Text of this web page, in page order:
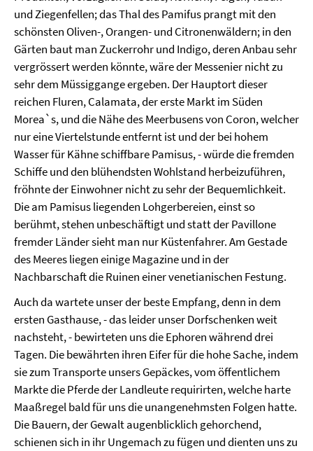
und Ziegenfellen; das Thal des Pamifus prangt mit den
schönsten Oliven-, Orangen- und Citronenwäldern; in den
Gärten baut man Zuckerrohr und Indigo, deren Anbau sehr
vergrössert werden könnte, wäre der Messenier nicht zu
sehr dem Müssiggange ergeben. Der Hauptort dieser
reichen Fluren, Calamata, der erste Markt im Süden
Morea`s, und die Nähe des Meerbusens von Coron, welcher
nur eine Viertelstunde entfernt ist und der bei hohem
Wasser für Kähne schiffbare Pamisus, - würde die fremden
Schiffe und den blühendsten Wohlstand herbeizuführen,
fröhnte der Einwohner nicht zu sehr der Bequemlichkeit.
Die am Pamisus liegenden Lohgerbereien, einst so
berühmt, stehen unbeschäftigt und statt der Pavillone
fremder Länder sieht man nur Küstenfahrer. Am Gestade
des Meeres liegen einige Magazine und in der
Nachbarschaft die Ruinen einer venetianischen Festung.
Auch da wartete unser der beste Empfang, denn in dem
ersten Gasthause, - das leider unser Dorfschenken weit
nachsteht, - bewirteten uns die Ephoren während drei
Tagen. Die bewährten ihren Eifer für die hohe Sache, indem
sie zum Transporte unsers Gepäckes, vom öffentlichem
Markte die Pferde der Landleute requirirten, welche harte
Maaßregel bald für uns die unangenehmsten Folgen hatte.
Die Bauern, der Gewalt augenblicklich gehorchend,
schienen sich in ihr Ungemach zu fügen und dienten uns zu